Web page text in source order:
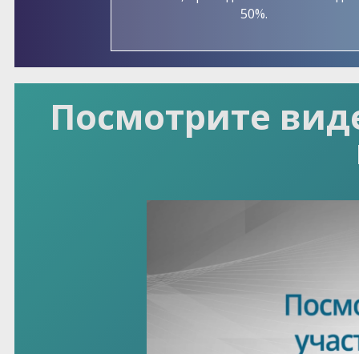
50%.
Посмотрите